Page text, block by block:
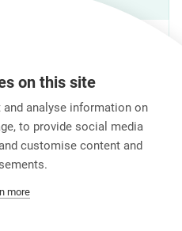
合わせ
on this site
analyse information on
to provide social media
customise content and
more